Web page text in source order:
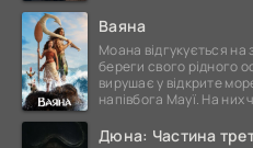
Ваяна
Моана відгукується на
береги свого рідного
вирушає у відкрите
напівбога Мауї. На них
Дюна: Частина